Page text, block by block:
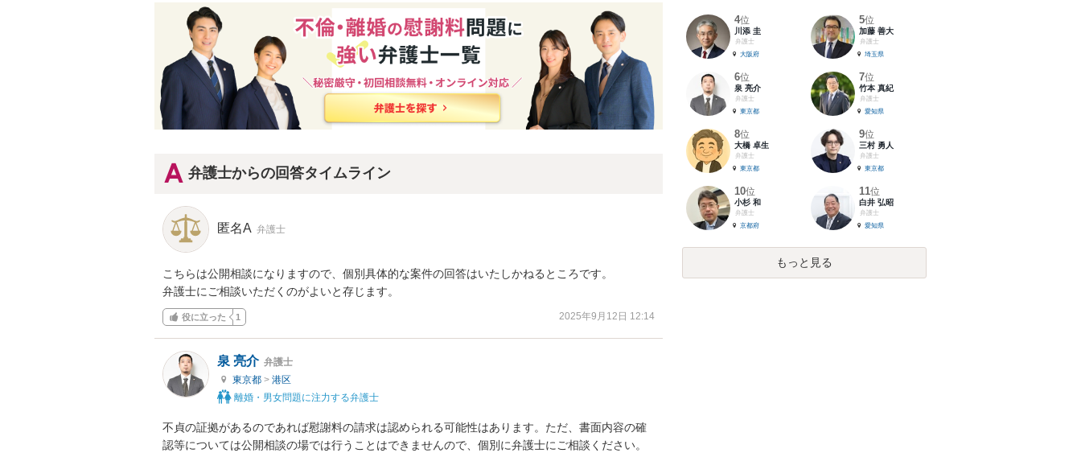
弁護士からの回答タイムライン
匿名A 弁護士
こちらは公開相談になりますので、個別具体的な案件の回答はいたしかねるところです。
弁護士にご相談いただくのがよいと存じます。
役に立った 1 2025年9月12日 12:14
泉 亮介 弁護士
東京都 > 港区
離婚・男女問題に注力する弁護士
不貞の証拠があるのであれば慰謝料の請求は認められる可能性はあります。ただ、書面内容の確
認等については公開相談の場では行うことはできませんので、個別に弁護士にご相談ください。
4位
川添 圭
弁護士
大阪府
5位
加藤 善大
弁護士
埼玉県
6位
泉 亮介
弁護士
東京都
7位
竹本 真紀
弁護士
愛知県
8位
大橋 卓生
弁護士
東京都
9位
三村 勇人
弁護士
東京都
10位
小杉 和
弁護士
京都府
11位
白井 弘昭
弁護士
愛知県
もっと見る